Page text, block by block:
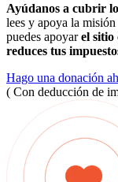
Ayúdanos a cubrir
lees y apoya la
puedes apoyarel sitio
reduces tus
Hago una donación
( Con deducción de